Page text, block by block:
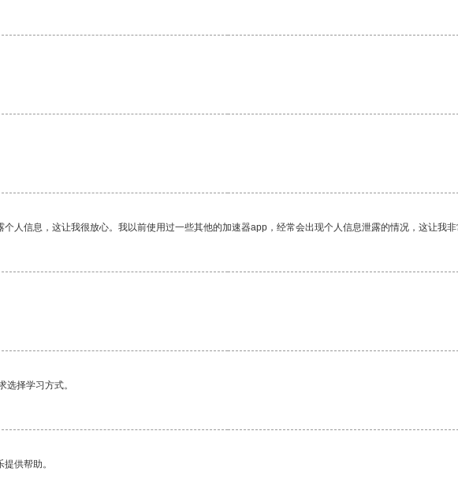
人信息，这让我很放心。我以前使用过一些其他的加速器app，经常会出现个人信息泄露的情况，这让我非
择学习方式。
供帮助。